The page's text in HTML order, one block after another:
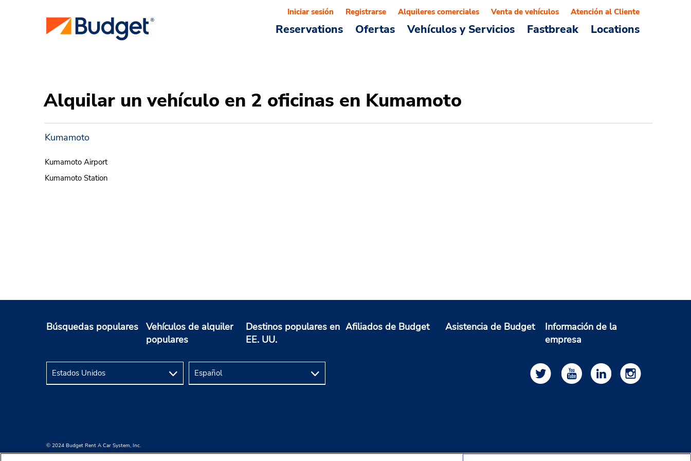
Reservations Ofertas Vehículos y Servicios Fastbreak Locations
Iniciar sesión Registrarse Alquileres comerciales Venta de vehículos Atención al Cliente
Alquilar un vehículo en 2 oficinas en Kumamoto
Kumamoto
Kumamoto Airport
Kumamoto Station
Búsquedas populares
Vehículos de alquiler
populares
Destinos populares en
EE. UU.
Afiliados de Budget Asistencia de Budget
Información de la
empresa
© 2024 Budget Rent A Car System, Inc.